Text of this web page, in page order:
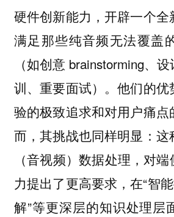
硬件创新能力，开辟一个全
满足那些纯音频无法覆盖
（如创意 brainstorming、
训、重要面试）。他们的优
验的极致追求和对用户痛点
而，其挑战也同样明显：这
（音视频）数据处理，对
力提出了更高要求，在“智
解”等更深层的知识处理层